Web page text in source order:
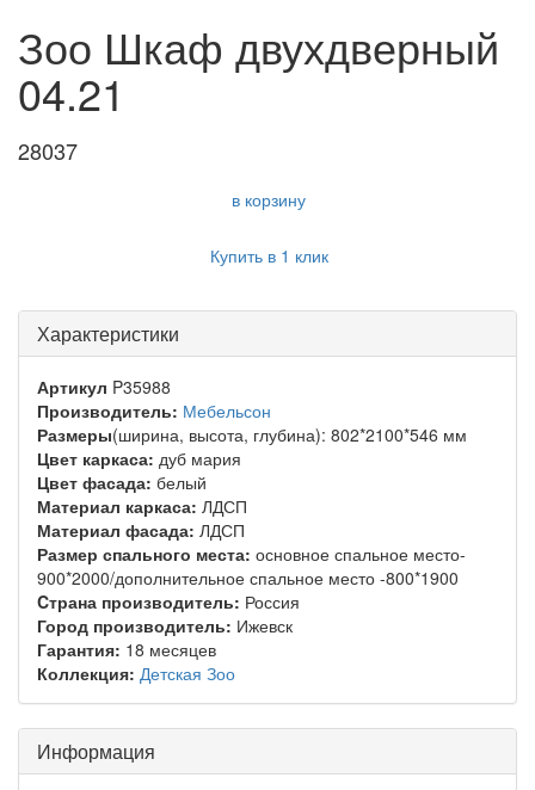
Зоо Шкаф двухдверный
04.21
28037
в корзину
Купить в 1 клик
Характеристики
Артикул P35988
Производитель: Мебельсон
Размеры(ширина, высота, глубина): 802*2100*546 мм
Цвет каркаса: дуб мария
Цвет фасада: белый
Материал каркаса: ЛДСП
Материал фасада: ЛДСП
Размер спального места: основное спальное место-
900*2000/дополнительное спальное место -800*1900
Cтрана производитель: Россия
Город производитель: Ижевск
Гарантия: 18 месяцев
Коллекция: Детская Зоо
Информация